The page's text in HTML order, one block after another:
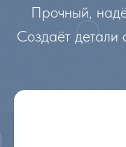
Прочный,
Создаёт детали